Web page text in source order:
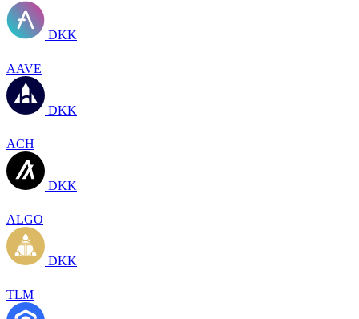
DKK
AAVE
DKK
ACH
DKK
ALGO
DKK
TLM